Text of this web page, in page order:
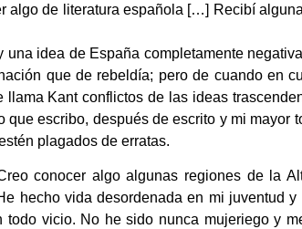
algo de literatura española […] Recibí
una idea de España completamente
que de rebeldía; pero de cuando en
llama Kant conflictos de las ideas
que escribo, después de escrito y mi mayor
plagados de erratas.
conocer algo algunas regiones de la
hecho vida desordenada en mi juventud
todo vicio. No he sido nunca mujeriego y